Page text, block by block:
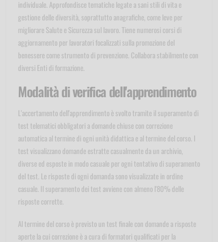
individuale. Approfondisce tematiche legate a sani stili di vita e
gestione delle diversità, soprattutto anagrafiche, come leve per
migliorare Salute e Sicurezza sul lavoro. Tiene numerosi corsi di
aggiornamento per lavoratori focalizzati sulla promozione del
benessere come strumento di prevenzione. Collabora stabilmente con
diversi Enti di formazione.
Modalità di verifica dell'apprendimento
L'accertamento dell'apprendimento è svolto tramite il superamento di
test telematici obbligatori a domande chiuse con correzione
automatica al termine di ogni unità didattica e al termine del corso. I
test visualizzano domande estratte casualmente da un archivio,
diverse ed esposte in modo casuale per ogni tentativo di superamento
del test. Le risposte di ogni domanda sono visualizzate in ordine
casuale. Il superamento dei test avviene con almeno l'80% delle
risposte corrette.
Al termine del corso è previsto un test finale con domande a risposte
aperte la cui correzione è a cura di formatori qualificati per la